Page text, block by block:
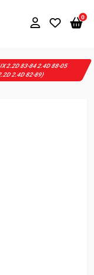
0
2.2D 83-84 2.4D 88-05
2.4D 82-89)